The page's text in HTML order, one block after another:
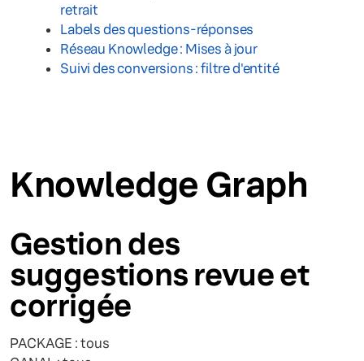
retrait
Labels des questions-réponses
Réseau Knowledge : Mises à jour
Suivi des conversions : filtre d'entité
Knowledge Graph
Gestion des
suggestions revue et
corrigée
PACKAGE : tous